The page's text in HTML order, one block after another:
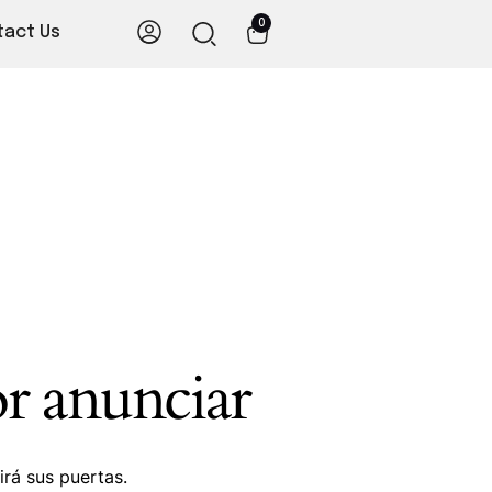
Us
0
anunciar
sus puertas.